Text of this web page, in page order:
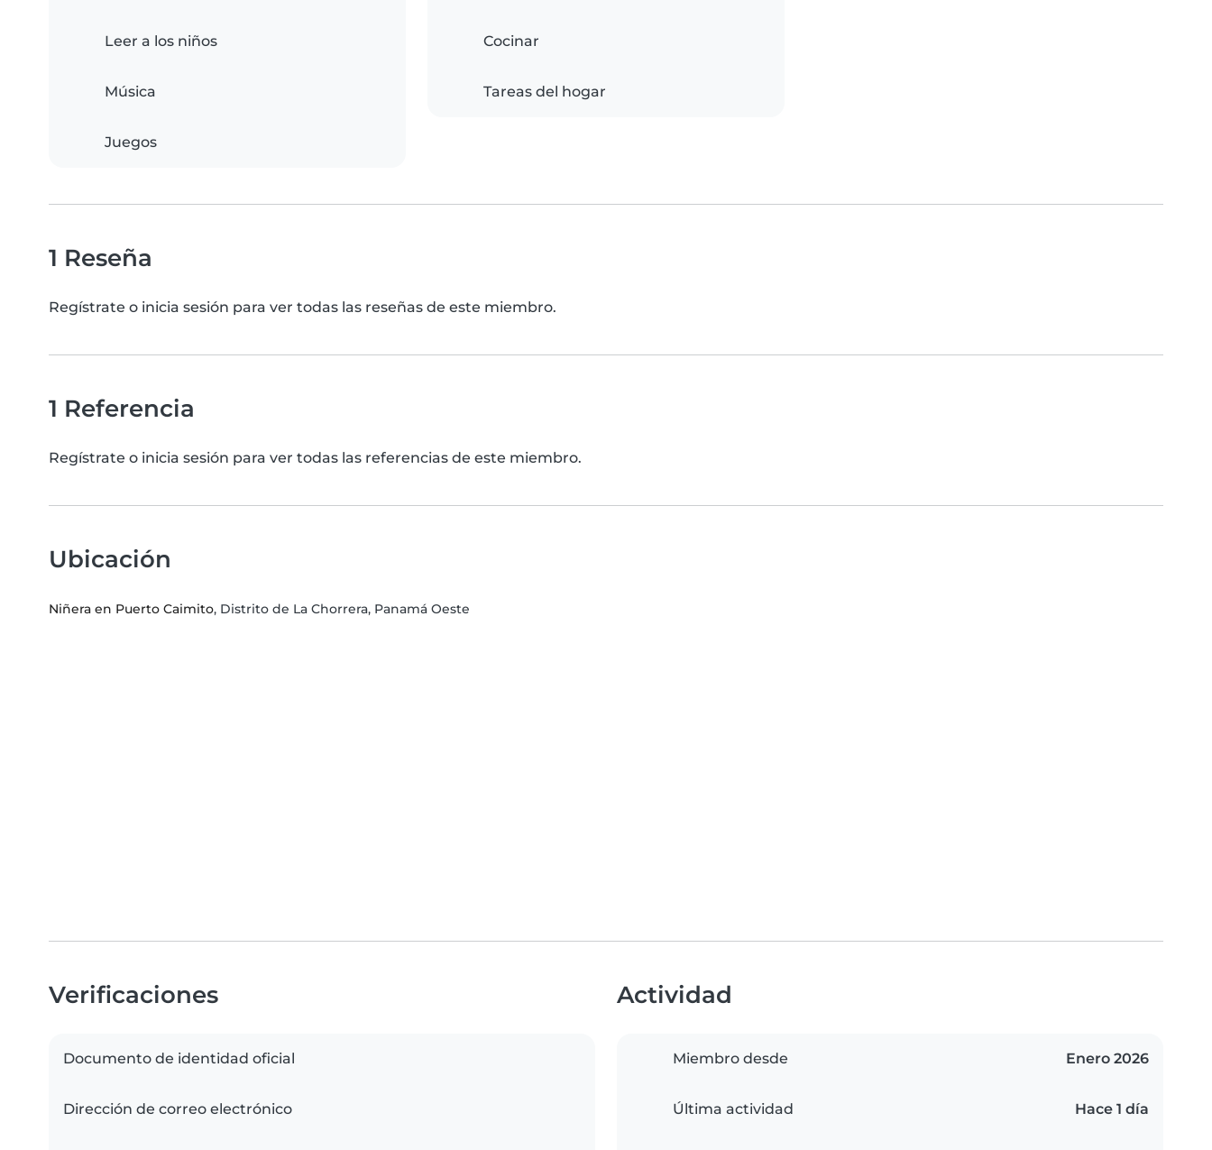
Leer a los niños
Música
Juegos
Cocinar
Tareas del hogar
1 Reseña
Regístrate o inicia sesión para ver todas las reseñas de este miembro.
1 Referencia
Regístrate o inicia sesión para ver todas las referencias de este miembro.
Ubicación
Niñera en Puerto Caimito, Distrito de La Chorrera, Panamá Oeste
Verificaciones
Documento de identidad oficial
Dirección de correo electrónico
Actividad
Miembro desde Enero 2026
Última actividad Hace 1 día